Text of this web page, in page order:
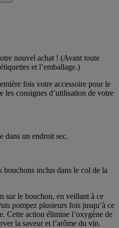
nouvel achat ! (Avant toute
et l’emballage.)
fois votre accessoire pour le
les consignes d’utilisation de votre
dans un endroit sec.
bouchons inclus dans le col de la
sur le bouchon, en veillant à ce
pompez plusieurs fois jusqu’à ce
Cette action élimine l’oxygène de
la saveur et l’arôme du vin.